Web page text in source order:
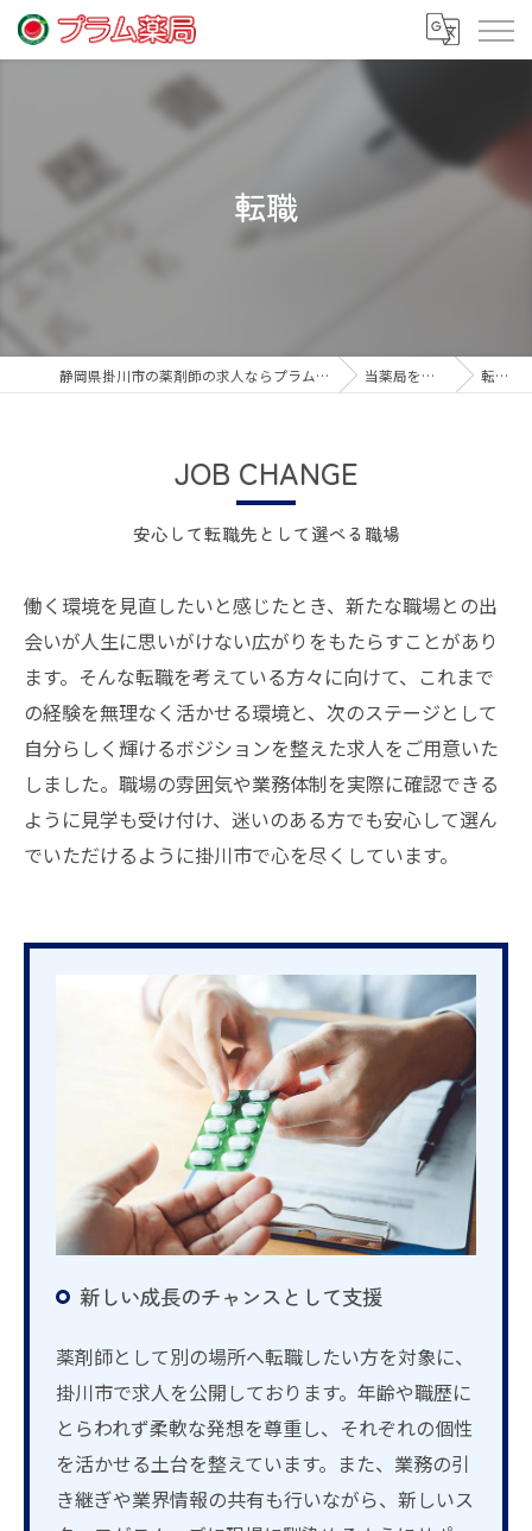
転職
静岡県掛川市の薬剤師の求人ならプラム薬局 当薬局を知る 転職
安心して転職先として選べる職場
JOB CHANGE
働く環境を見直したいと感じたとき、新たな職場との出
会いが人生に思いがけない広がりをもたらすことがあり
ます。そんな転職を考えている方々に向けて、これまで
の経験を無理なく活かせる環境と、次のステージとして
自分らしく輝けるボジションを整えた求人をご用意いた
しました。職場の雰囲気や業務体制を実際に確認できる
ように見学も受け付け、迷いのある方でも安心して選ん
でいただけるように掛川市で心を尽くしています。
新しい成長のチャンスとして支援
薬剤師として別の場所へ転職したい方を対象に、
掛川市で求人を公開しております。年齢や職歴に
とらわれず柔軟な発想を尊重し、それぞれの個性
を活かせる土台を整えています。また、業務の引
き継ぎや業界情報の共有も行いながら、新しいス